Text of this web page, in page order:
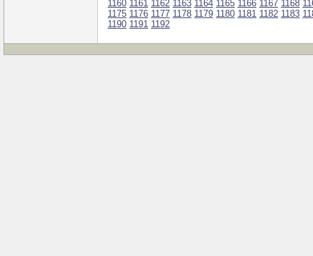
1160 1161 1162 1163 1164 1165 1166 1167 1168
1175 1176 1177 1178 1179 1180 1181 1182 1183
1190 1191 1192